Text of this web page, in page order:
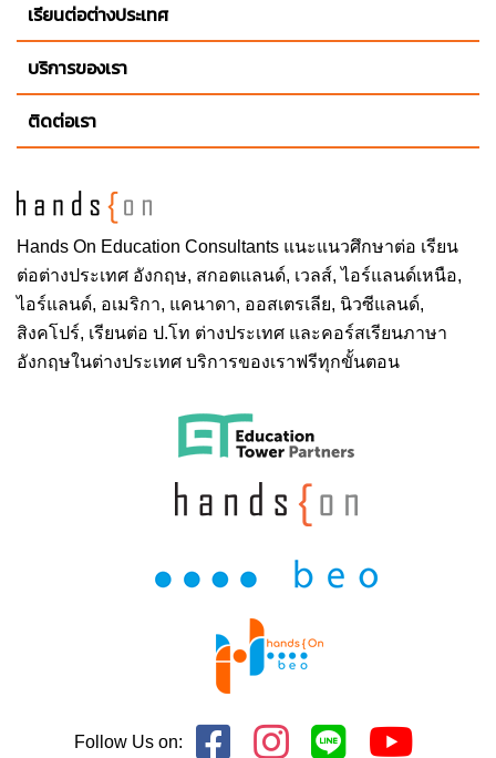
Hands On Education Consultants แนะแนวศึกษาต่อ เรียน
ต่อต่างประเทศ อังกฤษ, สกอตแลนด์, เวลส์, ไอร์แลนด์เหนือ,
ไอร์แลนด์, อเมริกา, แคนาดา, ออสเตรเลีย, นิวซีแลนด์,
สิงคโปร์, เรียนต่อ ป.โท ต่างประเทศ และคอร์สเรียนภาษา
อังกฤษในต่างประเทศ บริการของเราฟรีทุกขั้นตอน
เรียนต่อต่างประเทศ
บริการของเรา
ติดต่อเรา
Follow Us on: